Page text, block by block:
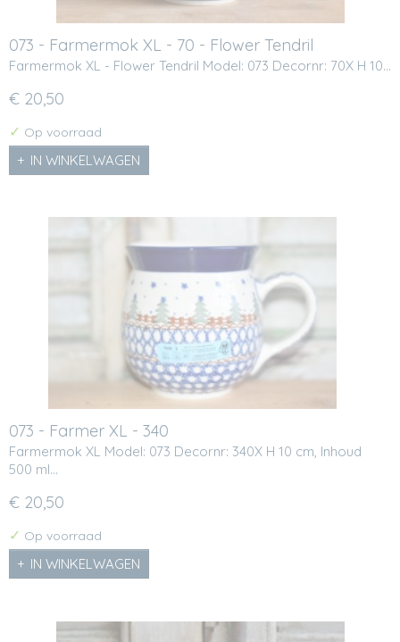
073 - Farmermok XL - 70 - Flower Tendril
Farmermok XL - Flower Tendril Model: 073 Decornr: 70X H 10…
€ 20,50
✓ Op voorraad
IN WINKELWAGEN
073 - Farmer XL - 340
Farmermok XL Model: 073 Decornr: 340X H 10 cm, Inhoud
500 ml…
€ 20,50
✓ Op voorraad
IN WINKELWAGEN